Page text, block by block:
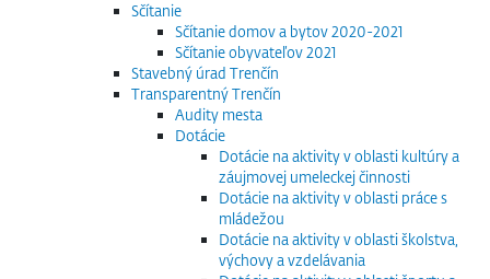
Sčítanie
Sčítanie domov a bytov 2020-2021
Sčítanie obyvateľov 2021
Stavebný úrad Trenčín
Transparentný Trenčín
Audity mesta
Dotácie
Dotácie na aktivity v oblasti kultúry a
záujmovej umeleckej činnosti
Dotácie na aktivity v oblasti práce s
mládežou
Dotácie na aktivity v oblasti školstva,
výchovy a vzdelávania